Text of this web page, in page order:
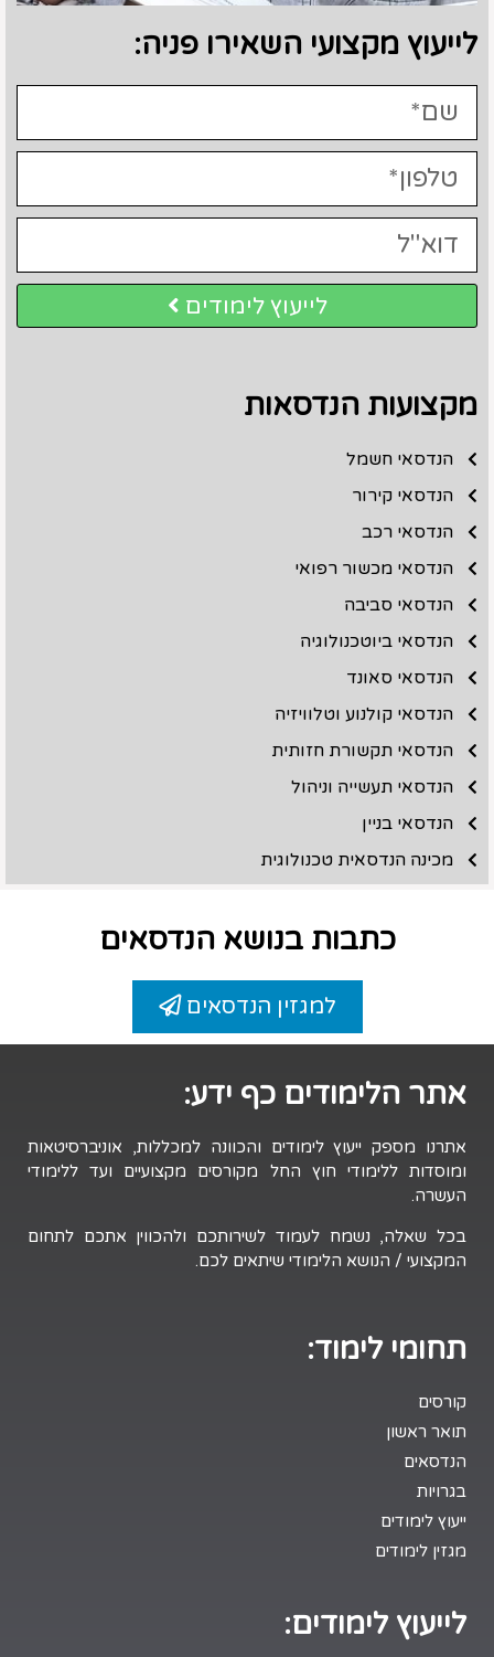
לייעוץ מקצועי השאירו פניה:
לייעוץ לימודים
מקצועות הנדסאות
הנדסאי חשמל
הנדסאי קירור
הנדסאי רכב
הנדסאי מכשור רפואי
הנדסאי סביבה
הנדסאי ביוטכנולוגיה
הנדסאי סאונד
הנדסאי קולנוע וטלוויזיה
הנדסאי תקשורת חזותית
הנדסאי תעשייה וניהול
הנדסאי בניין
מכינה הנדסאית טכנולוגית
כתבות בנושא הנדסאים
למגזין הנדסאים
אתר הלימודים כף ידע:
אתרנו מספק ייעוץ לימודים והכוונה למכללות, אוניברסיטאות
ומוסדות ללימודי חוץ החל מקורסים מקצועיים ועד ללימודי
העשרה.
בכל שאלה, נשמח לעמוד לשירותכם ולהכווין אתכם לתחום
המקצועי / הנושא הלימודי שיתאים לכם.
תחומי לימוד:
קורסים
תואר ראשון
הנדסאים
בגרויות
ייעוץ לימודים
מגזין לימודים
לייעוץ לימודים: